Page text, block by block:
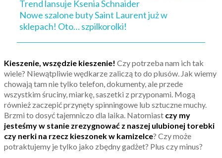
Trend lansuje Ksenia Schnaider
Nowe szalone buty Saint Laurent już w
sklepach! Oto… szpilkorolki!
Kieszenie, wszędzie kieszenie! Czy potrzeba nam ich tak
wiele? Niewątpliwie wędkarze zaliczą to do plusów. Jak wiemy
chowają tam nie tylko telefon, dokumenty, ale przede
wszystkim śruciny, miarkę, saszetki z przyponami. Mogą
również zaczepić przynęty spinningowe lub sztuczne muchy.
Brzmi to dosyć tajemniczo dla laika. Natomiast czy my
jesteśmy w stanie zrezygnować z naszej ulubionej torebki
czy nerki na rzecz kieszonek w kamizelce? Czy może
potraktujemy je tylko jako zbędny gadżet? Plus czy minus?